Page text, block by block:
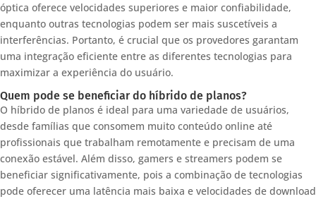
óptica oferece velocidades superiores e maior confiabilidade,
enquanto outras tecnologias podem ser mais suscetíveis a
interferências. Portanto, é crucial que os provedores garantam
uma integração eficiente entre as diferentes tecnologias para
maximizar a experiência do usuário.
Quem pode se beneficiar do híbrido de planos?
O híbrido de planos é ideal para uma variedade de usuários,
desde famílias que consomem muito conteúdo online até
profissionais que trabalham remotamente e precisam de uma
conexão estável. Além disso, gamers e streamers podem se
beneficiar significativamente, pois a combinação de tecnologias
pode oferecer uma latência mais baixa e velocidades de download